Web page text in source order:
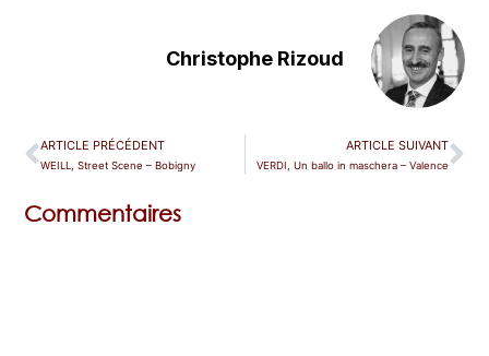
Christophe Rizoud
ARTICLE PRÉCÉDENT
WEILL, Street Scene – Bobigny
ARTICLE SUIVANT
VERDI, Un ballo in maschera – Valence
Commentaires